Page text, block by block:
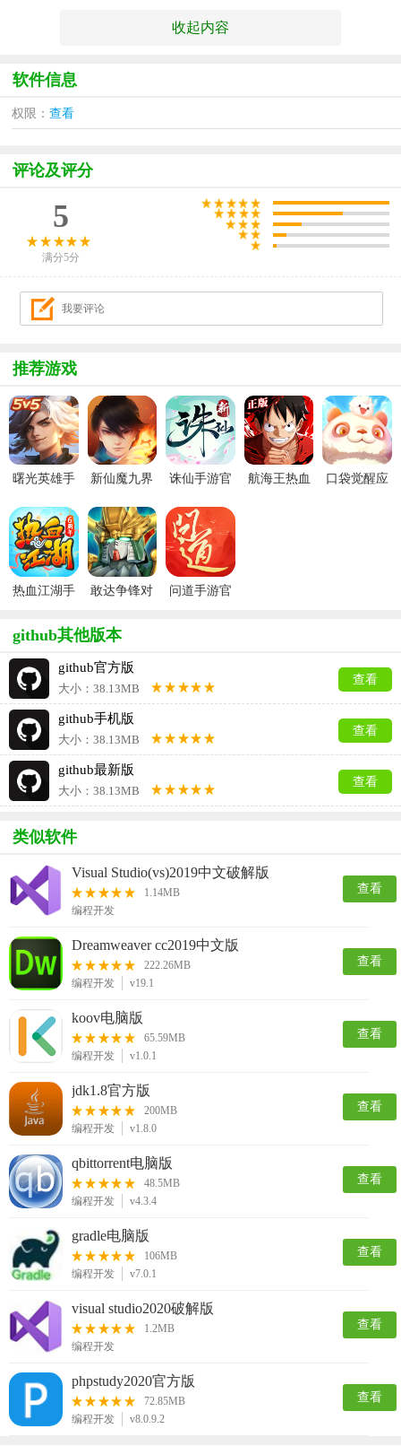
收起内容
软件信息
权限：查看
评论及评分
5
满分5分
推荐游戏
曙光英雄手
版
新仙魔九界
方正版
诛仙手游官
航海王热血
口袋觉醒应
热血江湖手
敢达争锋对
问道手游官
github其他版本
github官方版
大小：38.13MB
查看
github手机版
大小：38.13MB
查看
github最新版
大小：38.13MB
查看
类似软件
Visual Studio(vs)2019中文破解版
1.14MB
编程开发
查看
Dreamweaver cc2019中文版
222.26MB
编程开发
v19.1
查看
koov电脑版
65.59MB
编程开发
v1.0.1
查看
jdk1.8官方版
200MB
编程开发
v1.8.0
查看
qbittorrent电脑版
48.5MB
编程开发
v4.3.4
查看
gradle电脑版
106MB
编程开发
v7.0.1
查看
visual studio2020破解版
1.2MB
编程开发
查看
phpstudy2020官方版
72.85MB
编程开发
v8.0.9.2
查看